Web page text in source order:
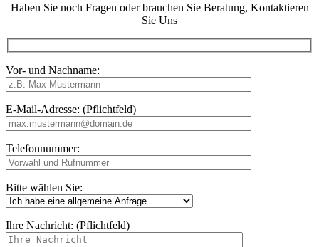
Haben Sie noch Fragen oder brauchen Sie Beratung, Kontaktieren
Sie Uns
Vor- und Nachname:
E-Mail-Adresse: (Pflichtfeld)
Telefonnummer:
Bitte wählen Sie:
Ihre Nachricht: (Pflichtfeld)